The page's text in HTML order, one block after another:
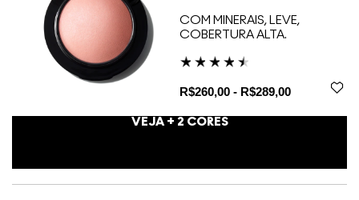
COM MINERAIS, LEVE,
COBERTURA ALTA.
R$260,00 - R$289,00
VEJA + 2 CORES